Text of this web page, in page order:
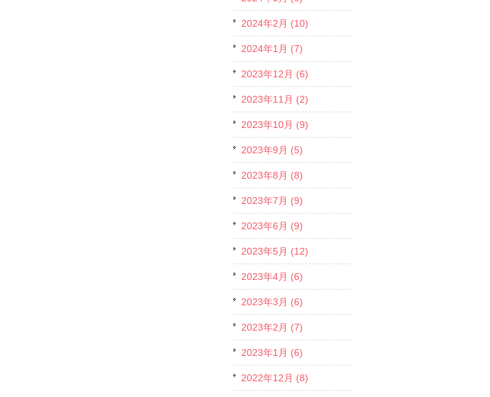
2024年2月 (10)
2024年1月 (7)
2023年12月 (6)
2023年11月 (2)
2023年10月 (9)
2023年9月 (5)
2023年8月 (8)
2023年7月 (9)
2023年6月 (9)
2023年5月 (12)
2023年4月 (6)
2023年3月 (6)
2023年2月 (7)
2023年1月 (6)
2022年12月 (8)